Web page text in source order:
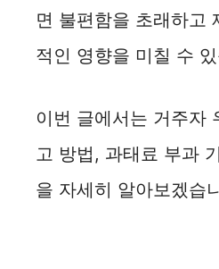
면 불편함을 초래하고
적인 영향을 미칠 수
이번 글에서는 거주자
고 방법, 과태료 부과
을 자세히 알아보겠습